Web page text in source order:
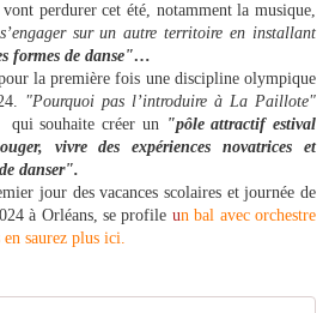
perdurer cet été, notamment la musique,
s’engager sur un autre territoire en installant
formes de danse"…
la première fois une discipline olympique
"Pourquoi pas l’introduire à La Paillote"
qui souhaite créer un "pôle attractif estival
vivre des expériences novatrices et
danser".
jour des vacances scolaires et journée de
à Orléans, se profile un bal avec orchestre
saurez plus ici.